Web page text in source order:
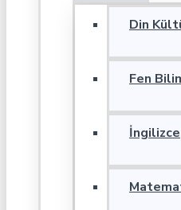
Din
Fen
İngilizce